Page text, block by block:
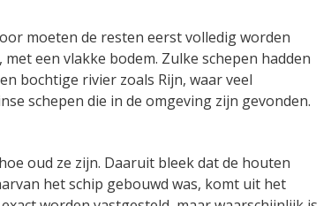
moeten de resten eerst volledig worden
een vlakke bodem. Zulke schepen hadden
bochtige rivier zoals Rijn, waar veel
schepen die in de omgeving zijn gevonden.
oud ze zijn. Daaruit bleek dat de houten
het schip gebouwd was, komt uit het